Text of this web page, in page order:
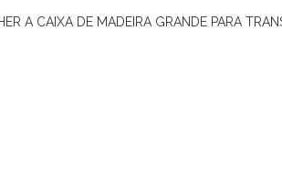
A CAIXA DE MADEIRA GRANDE PARA